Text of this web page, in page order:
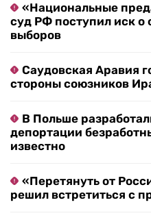
«Национальные
суд РФ поступил иск о
выборов
Саудовская Аравия
стороны союзников
В Польше
депортации
известно
«Перетянуть от
решил встретиться с